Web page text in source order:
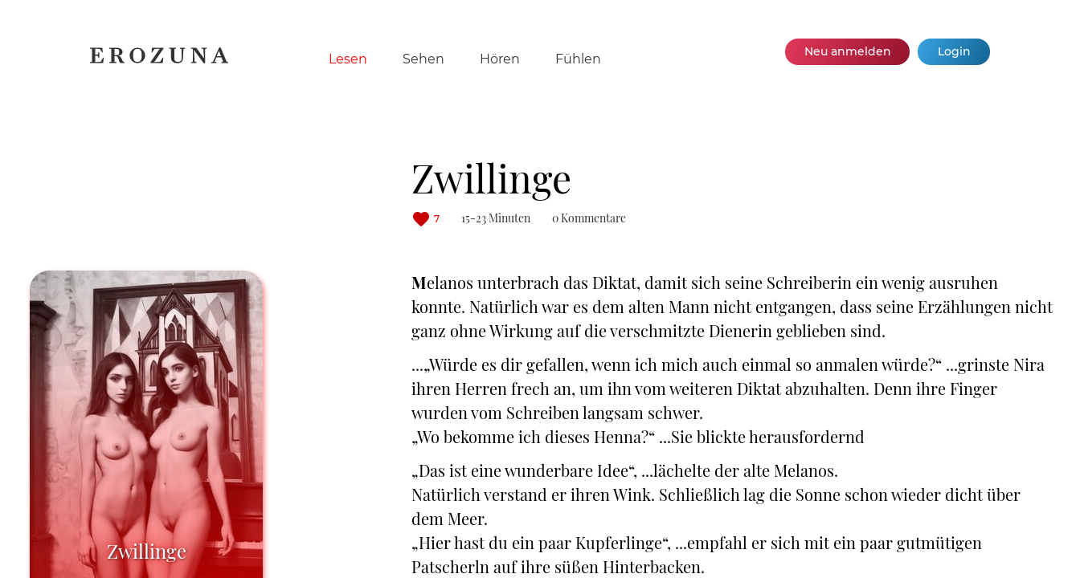
Navigation
Lesen Sehen Hören Fühlen Neu anmelden Login
Zwillinge
7 15-23 Minuten 0 Kommentare
Zwillinge
Melanos unterbrach das Diktat, damit sich seine Schreiberin ein wenig ausruhen
konnte. Natürlich war es dem alten Mann nicht entgangen, dass seine Erzählungen nicht
ganz ohne Wirkung auf die verschmitzte Dienerin geblieben sind.
...„Würde es dir gefallen, wenn ich mich auch einmal so anmalen würde?“ ...grinste Nira
ihren Herren frech an, um ihn vom weiteren Diktat abzuhalten. Denn ihre Finger
wurden vom Schreiben langsam schwer.
„Wo bekomme ich dieses Henna?“ ...Sie blickte herausfordernd
„Das ist eine wunderbare Idee“, ...lächelte der alte Melanos.
Natürlich verstand er ihren Wink. Schließlich lag die Sonne schon wieder dicht über
dem Meer.
„Hier hast du ein paar Kupferlinge“, ...empfahl er sich mit ein paar gutmütigen
Patscherln auf ihre süßen Hinterbacken.